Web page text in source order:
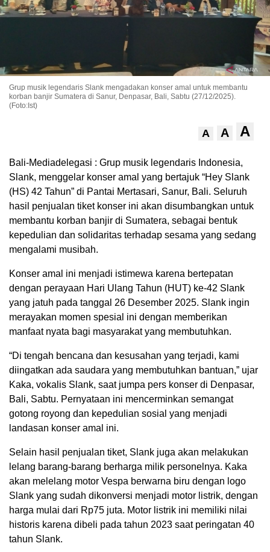
Grup musik legendaris Slank mengadakan konser amal untuk membantu
korban banjir Sumatera di Sanur, Denpasar, Bali, Sabtu (27/12/2025).
(Foto:Ist)
A A A
Bali-Mediadelegasi : Grup musik legendaris Indonesia,
Slank, menggelar konser amal yang bertajuk “Hey Slank
(HS) 42 Tahun” di Pantai Mertasari, Sanur, Bali. Seluruh
hasil penjualan tiket konser ini akan disumbangkan untuk
membantu korban banjir di Sumatera, sebagai bentuk
kepedulian dan solidaritas terhadap sesama yang sedang
mengalami musibah.
Konser amal ini menjadi istimewa karena bertepatan
dengan perayaan Hari Ulang Tahun (HUT) ke-42 Slank
yang jatuh pada tanggal 26 Desember 2025. Slank ingin
merayakan momen spesial ini dengan memberikan
manfaat nyata bagi masyarakat yang membutuhkan.
“Di tengah bencana dan kesusahan yang terjadi, kami
diingatkan ada saudara yang membutuhkan bantuan,” ujar
Kaka, vokalis Slank, saat jumpa pers konser di Denpasar,
Bali, Sabtu. Pernyataan ini mencerminkan semangat
gotong royong dan kepedulian sosial yang menjadi
landasan konser amal ini.
Selain hasil penjualan tiket, Slank juga akan melakukan
lelang barang-barang berharga milik personelnya. Kaka
akan melelang motor Vespa berwarna biru dengan logo
Slank yang sudah dikonversi menjadi motor listrik, dengan
harga mulai dari Rp75 juta. Motor listrik ini memiliki nilai
historis karena dibeli pada tahun 2023 saat peringatan 40
tahun Slank.